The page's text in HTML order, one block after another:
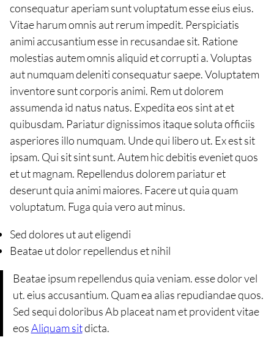
consequatur aperiam sunt voluptatum esse eius eius.
Vitae harum omnis aut rerum impedit. Perspiciatis
animi accusantium esse in recusandae sit. Ratione
molestias autem omnis aliquid et corrupti a. Voluptas
aut numquam deleniti consequatur saepe. Voluptatem
inventore sunt corporis animi. Rem ut dolorem
assumenda id natus natus. Expedita eos sint at et
quibusdam. Pariatur dignissimos itaque soluta officiis
asperiores illo numquam. Unde qui libero ut. Ex est sit
ipsam. Qui sit sint sunt. Autem hic debitis eveniet quos
et ut magnam. Repellendus dolorem pariatur et
deserunt quia animi maiores. Facere ut quia quam
voluptatum. Fuga quia vero aut minus.
Sed dolores ut aut eligendi
Beatae ut dolor repellendus et nihil
Beatae ipsum repellendus quia veniam. esse dolor vel
ut. eius accusantium. Quam ea alias repudiandae quos.
Sed sequi doloribus Ab placeat nam et provident vitae
eosAliquam sitdicta.